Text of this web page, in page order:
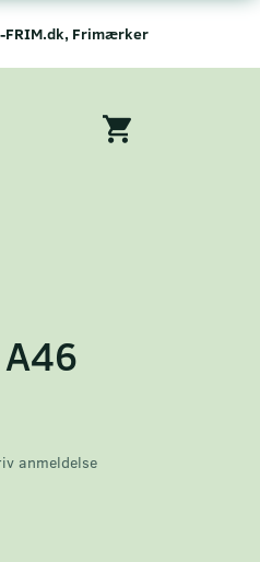
FRIM.dk, Frimærker
anmeldelse